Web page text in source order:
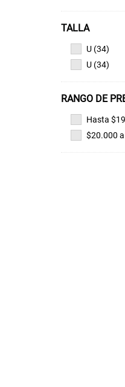
TALLA
U (34)
U (34)
RANGO DE
Hasta
$20.000